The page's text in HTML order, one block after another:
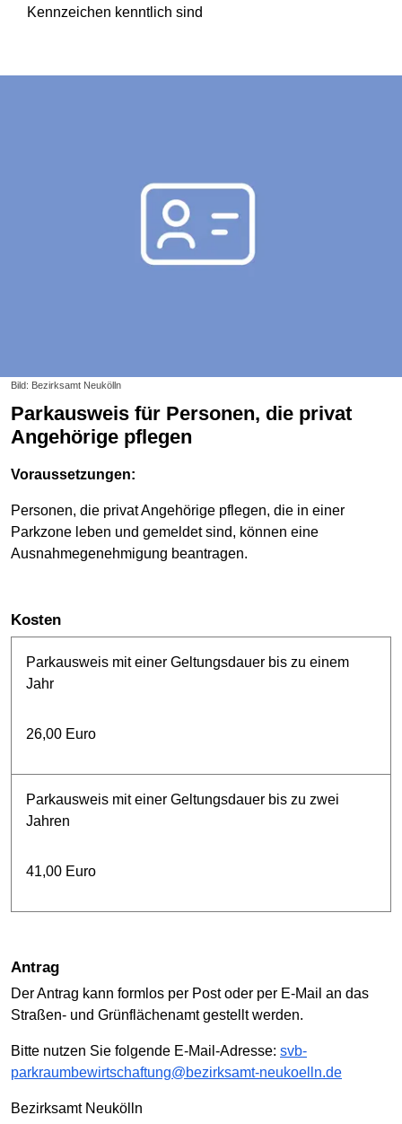
Kennzeichen kenntlich sind
Bild: Bezirksamt Neukölln
Parkausweis für Personen, die privat
Angehörige pflegen
Voraussetzungen:
Personen, die privat Angehörige pflegen, die in einer
Parkzone leben und gemeldet sind, können eine
Ausnahmegenehmigung beantragen.
Kosten
Parkausweis mit einer Geltungsdauer bis zu einem
Jahr
26,00 Euro
Parkausweis mit einer Geltungsdauer bis zu zwei
Jahren
41,00 Euro
Antrag
Der Antrag kann formlos per Post oder per E-Mail an das
Straßen- und Grünflächenamt gestellt werden.
Bitte nutzen Sie folgende E-Mail-Adresse: svb-
parkraumbewirtschaftung@bezirksamt-neukoelln.de
Bezirksamt Neukölln